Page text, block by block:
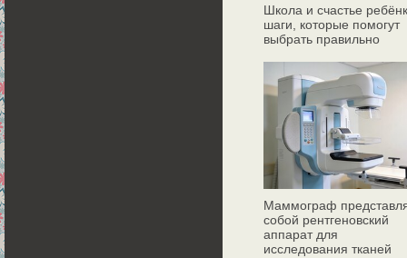
Школа и счастье
шаги, которые помогут
выбрать правильно
Маммограф
собой рентгеновский
аппарат для
исследования тканей